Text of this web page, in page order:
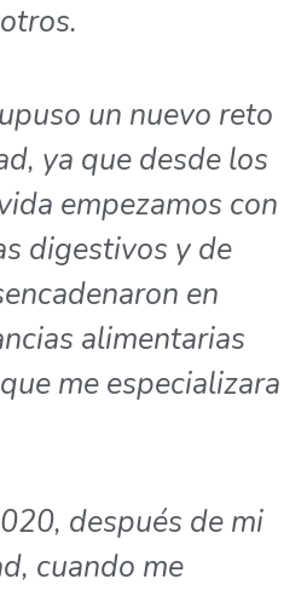
un nuevo reto
ya que desde los
empezamos con
digestivos y de
en
alimentarias
me especializara
después de mi
cuando me